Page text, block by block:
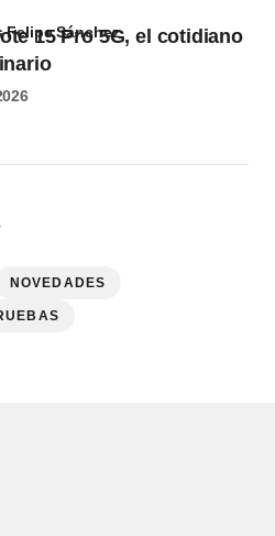
15 Pro 5G, el cotidiano
Felipe Sánchez
NOVEDADES